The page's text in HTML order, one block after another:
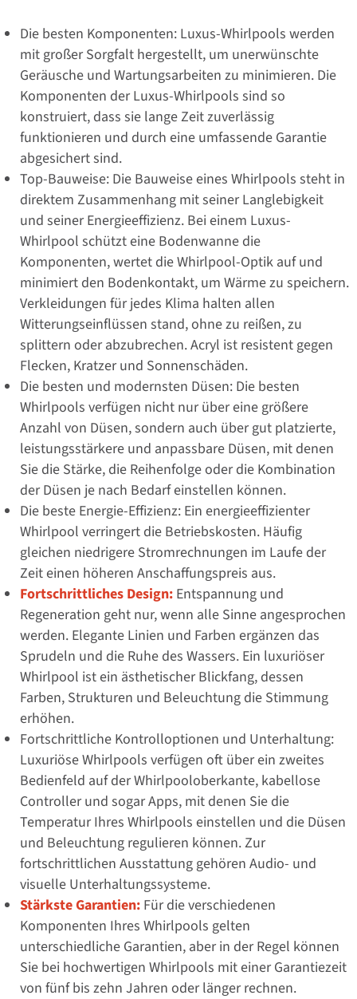
Die besten Komponenten: Luxus-Whirlpools werden
mit großer Sorgfalt hergestellt, um unerwünschte
Geräusche und Wartungsarbeiten zu minimieren. Die
Komponenten der Luxus-Whirlpools sind so
konstruiert, dass sie lange Zeit zuverlässig
funktionieren und durch eine umfassende Garantie
abgesichert sind.
Top-Bauweise: Die Bauweise eines Whirlpools steht in
direktem Zusammenhang mit seiner Langlebigkeit
und seiner Energieeffizienz. Bei einem Luxus-
Whirlpool schützt eine Bodenwanne die
Komponenten, wertet die Whirlpool-Optik auf und
minimiert den Bodenkontakt, um Wärme zu speichern.
Verkleidungen für jedes Klima halten allen
Witterungseinflüssen stand, ohne zu reißen, zu
splittern oder abzubrechen. Acryl ist resistent gegen
Flecken, Kratzer und Sonnenschäden.
Die besten und modernsten Düsen: Die besten
Whirlpools verfügen nicht nur über eine größere
Anzahl von Düsen, sondern auch über gut platzierte,
leistungsstärkere und anpassbare Düsen, mit denen
Sie die Stärke, die Reihenfolge oder die Kombination
der Düsen je nach Bedarf einstellen können.
Die beste Energie-Effizienz: Ein energieeffizienter
Whirlpool verringert die Betriebskosten. Häufig
gleichen niedrigere Stromrechnungen im Laufe der
Zeit einen höheren Anschaffungspreis aus.
Fortschrittliches Design: Entspannung und
Regeneration geht nur, wenn alle Sinne angesprochen
werden. Elegante Linien und Farben ergänzen das
Sprudeln und die Ruhe des Wassers. Ein luxuriöser
Whirlpool ist ein ästhetischer Blickfang, dessen
Farben, Strukturen und Beleuchtung die Stimmung
erhöhen.
Fortschrittliche Kontrolloptionen und Unterhaltung:
Luxuriöse Whirlpools verfügen oft über ein zweites
Bedienfeld auf der Whirlpooloberkante, kabellose
Controller und sogar Apps, mit denen Sie die
Temperatur Ihres Whirlpools einstellen und die Düsen
und Beleuchtung regulieren können. Zur
fortschrittlichen Ausstattung gehören Audio- und
visuelle Unterhaltungssysteme.
Stärkste Garantien: Für die verschiedenen
Komponenten Ihres Whirlpools gelten
unterschiedliche Garantien, aber in der Regel können
Sie bei hochwertigen Whirlpools mit einer Garantiezeit
von fünf bis zehn Jahren oder länger rechnen.